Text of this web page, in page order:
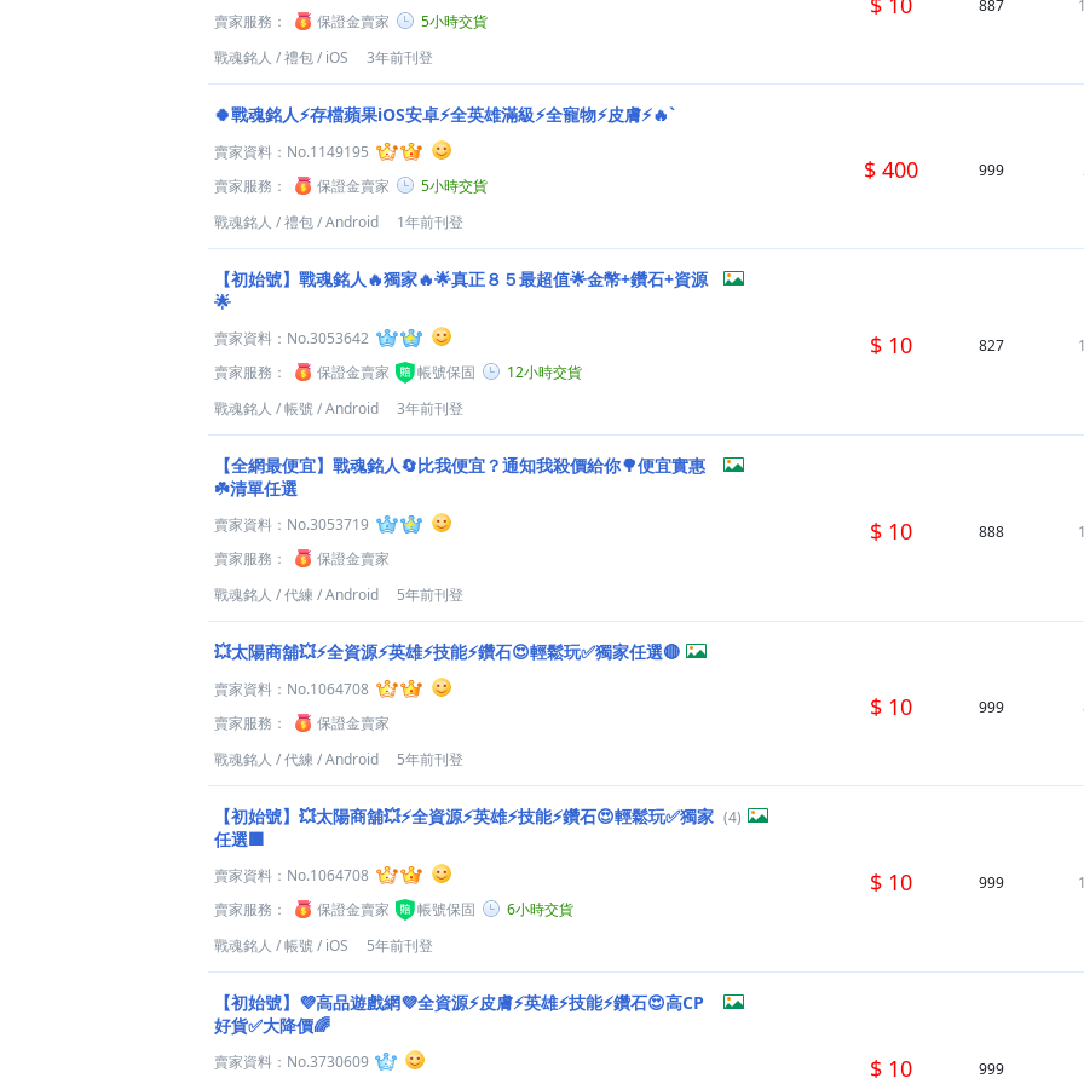
賣家服務：
保證金賣家
5小時交貨
戰魂銘人 /禮包/ iOS 3年前刊登
887
🍀戰魂銘人⚡存檔蘋果iOS安卓⚡全英雄滿級⚡全寵物⚡皮膚⚡🔥`
賣家資料： No.1149195
賣家服務：
保證金賣家
5小時交貨
戰魂銘人 /禮包/Android 1年前刊登
$ 400 999
【初始號】戰魂銘人🔥獨家🔥🌟真正８５最超值🌟金幣+鑽石+資源
🌟
賣家資料： No.3053642
賣家服務：
保證金賣家 帳號保固
12小時交貨
戰魂銘人 /帳號/Android 3年前刊登
$ 10 827
【全網最便宜】戰魂銘人🔄比我便宜？通知我殺價給你🌳便宜實惠
☘️清單任選
賣家資料： No.3053719
賣家服務：
保證金賣家
戰魂銘人 /代練 /Android 5年前刊登
$ 10 888
💥太陽商舖💥⚡全資源⚡英雄⚡技能⚡鑽石😍輕鬆玩✅獨家任選🔴
賣家資料： No.1064708
賣家服務：
保證金賣家
戰魂銘人 /代練 /Android 5年前刊登
$ 10 999
【初始號】💥太陽商舖💥⚡全資源⚡英雄⚡技能⚡鑽石😍輕鬆玩✅獨家
任選🟫
(4)
賣家資料： No.1064708
賣家服務：
保證金賣家 帳號保固
6小時交貨
戰魂銘人 /帳號/ iOS 5年前刊登
$ 10 999
【初始號】💜高品遊戲網💜全資源⚡皮膚⚡英雄⚡技能⚡鑽石😍高CP
好貨✅大降價🌈
賣家資料： No.3730609 $ 10 999